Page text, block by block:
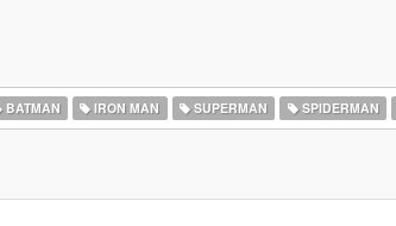
BATMAN IRON MAN SUPERMAN SPIDERMAN